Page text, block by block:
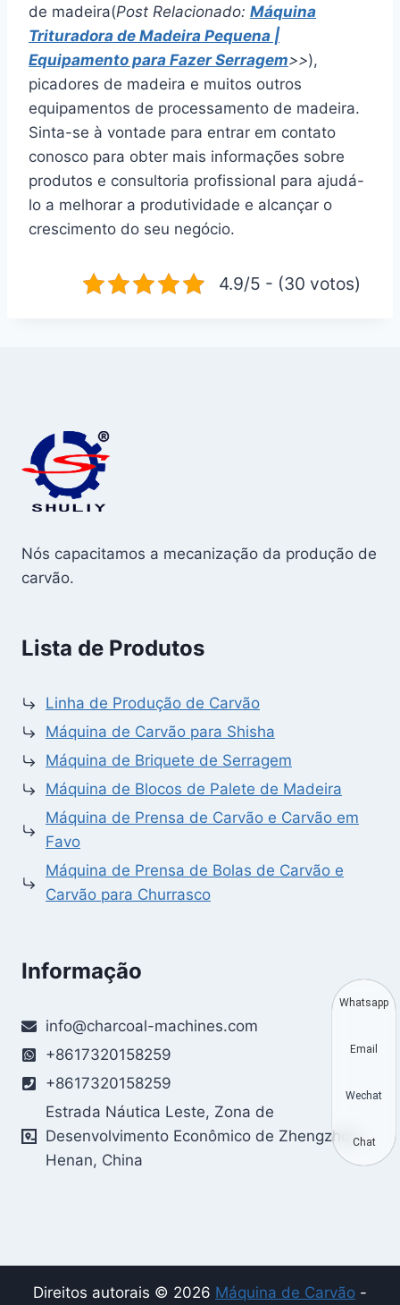
de madeira(Post Relacionado: Máquina
Trituradora de Madeira Pequena |
Equipamento para Fazer Serragem>>),
picadores de madeira e muitos outros
equipamentos de processamento de madeira.
Sinta-se à vontade para entrar em contato
conosco para obter mais informações sobre
produtos e consultoria profissional para ajudá-
lo a melhorar a produtividade e alcançar o
crescimento do seu negócio.
4.9/5 - (30 votos)
Nós capacitamos a mecanização da produção de
carvão.
Lista de Produtos
Linha de Produção de Carvão
Máquina de Carvão para Shisha
Máquina de Briquete de Serragem
Máquina de Blocos de Palete de Madeira
Máquina de Prensa de Carvão e Carvão em
Favo
Máquina de Prensa de Bolas de Carvão e
Carvão para Churrasco
Informação
info@charcoal-machines.com
+8617320158259
+8617320158259
Estrada Náutica Leste, Zona de
Desenvolvimento Econômico de Zhengzhou,
Henan, China
Direitos autorais © 2026 Máquina de Carvão -
Whatsapp
Email
Wechat
Chat